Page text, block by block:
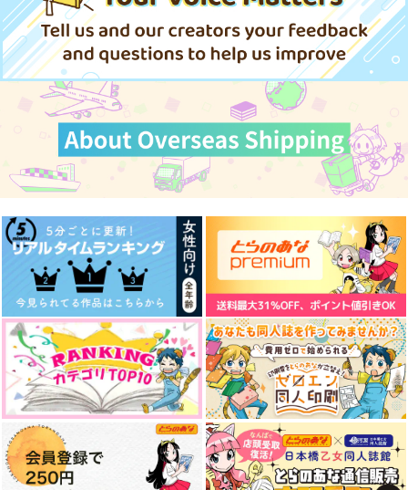
月と記憶のひとかけら
みたらし
2,515円（税込）
ブラッドリー×ネロ
サンプル
作品詳細
星に境界
marcato
1,100円（税込）
オールキャラ
サンプル
作品詳細
あいのうた(準備号)
ゆめうつつ
495円（税込）
ブラッドリー×ネロ
サンプル
作品詳細